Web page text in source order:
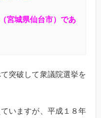
宮城県仙台市）であ
突破して衆議院選挙を
いますが、平成１８年